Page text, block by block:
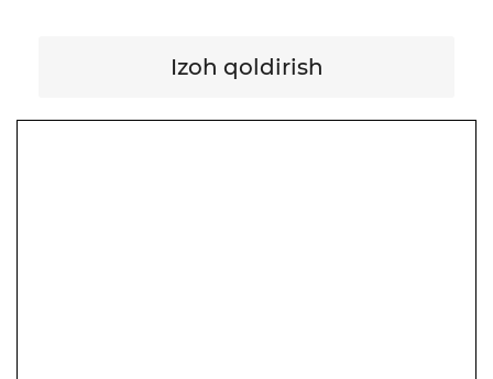
Izoh qoldirish